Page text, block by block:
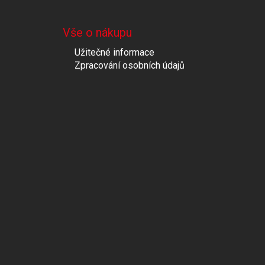
Vše o nákupu
Užitečné informace
Zpracování osobních údajů